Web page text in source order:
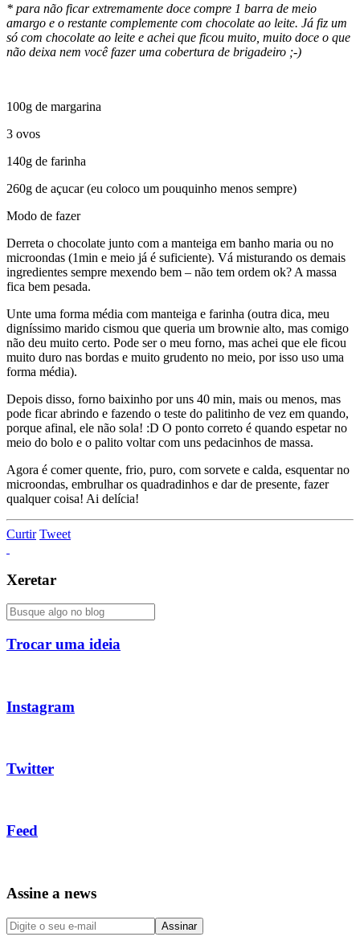
* para não ficar extremamente doce compre 1 barra de meio
amargo e o restante complemente com chocolate ao leite. Já fiz um
só com chocolate ao leite e achei que ficou muito, muito doce o que
não deixa nem você fazer uma cobertura de brigadeiro ;-)
100g de margarina
3 ovos
140g de farinha
260g de açucar (eu coloco um pouquinho menos sempre)
Modo de fazer
Derreta o chocolate junto com a manteiga em banho maria ou no
microondas (1min e meio já é suficiente). Vá misturando os demais
ingredientes sempre mexendo bem – não tem ordem ok? A massa
fica bem pesada.
Unte uma forma média com manteiga e farinha (outra dica, meu
digníssimo marido cismou que queria um brownie alto, mas comigo
não deu muito certo. Pode ser o meu forno, mas achei que ele ficou
muito duro nas bordas e muito grudento no meio, por isso uso uma
forma média).
Depois disso, forno baixinho por uns 40 min, mais ou menos, mas
pode ficar abrindo e fazendo o teste do palitinho de vez em quando,
porque afinal, ele não sola! :D O ponto correto é quando espetar no
meio do bolo e o palito voltar com uns pedacinhos de massa.
Agora é comer quente, frio, puro, com sorvete e calda, esquentar no
microondas, embrulhar os quadradinhos e dar de presente, fazer
qualquer coisa! Ai delícia!
Curtir Tweet
Xeretar
Trocar uma ideia
Instagram
Twitter
Feed
Assine a news